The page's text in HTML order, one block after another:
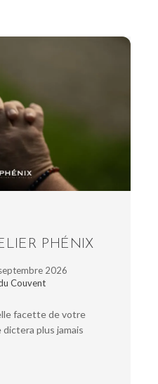
PHÉNIX
2026
Couvent
facette de votre
plus jamais